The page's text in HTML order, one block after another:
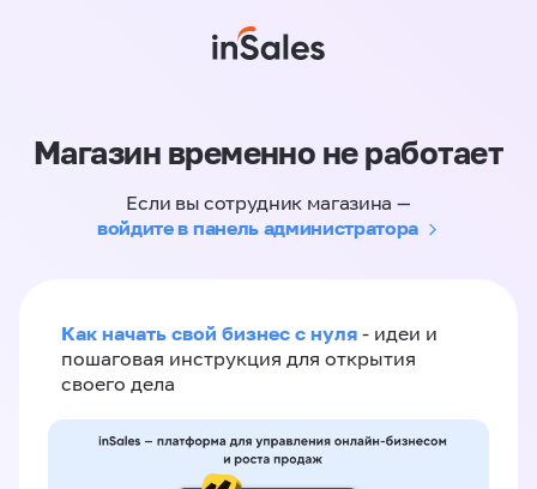
Магазин временно не работает
Если вы сотрудник магазина —
войдите в панель администратора
Как начать свой бизнес с нуля - идеи и
пошаговая инструкция для открытия
своего дела